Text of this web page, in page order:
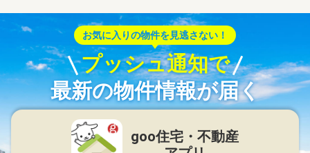
お気に入りの物件を見逃さない！
プッシュ通知で
最新の物件情報が届く
goo住宅・不動産